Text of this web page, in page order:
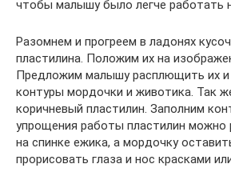
чтобы малышу было легче работать
Разомнем и прогреем в ладонях
пластилина. Положим их на
Предложим малышу расплющить их и
контуры мордочки и животика. Так
коричневый пластилин. Заполним
упрощения работы пластилин можно
на спинке ежика, а мордочку
прорисовать глаза и нос красками